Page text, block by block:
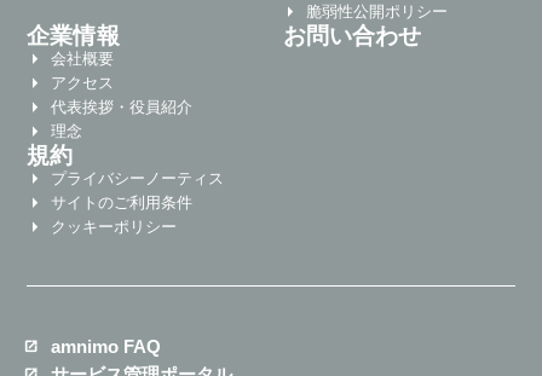
脆弱性公開ポリシー
企業情報
会社概要
アクセス
代表挨拶・役員紹介
理念
お問い合わせ
規約
プライバシーノーティス
サイトのご利用条件
クッキーポリシー
amnimo FAQ